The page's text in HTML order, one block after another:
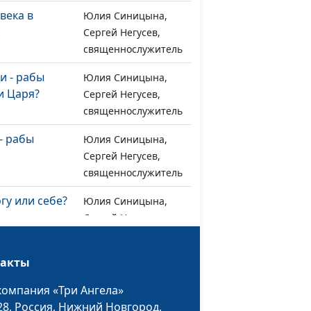
в
Юлия Синицына,
Сергей Негусев,
священнослужитель
- рабы
Царя?
Юлия Синицына,
Сергей Негусев,
священнослужитель
рабы
Юлия Синицына,
Сергей Негусев,
священнослужитель
или себе?
Юлия Синицына,
Сергей Негусев,
священнослужитель
«Три Ангела»
Россия, Нижний Новгород,